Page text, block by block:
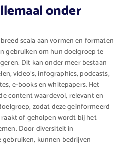
onder
scala aan vormen en formaten
gebruiken om hun doelgroep te
Dit kan onder meer bestaan
video’s, infographics, podcasts,
e-books en whitepapers. Het
content waardevol, relevant en
zodat deze geïnformeerd
of geholpen wordt bij het
Door diversiteit in
kunnen bedrijven